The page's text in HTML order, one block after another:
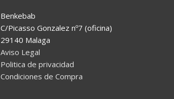
Benkebab
C/Picasso Gonzalez nº7 (oficina)
29140 Malaga
Aviso Legal
Politica de privacidad
Condiciones de Compra